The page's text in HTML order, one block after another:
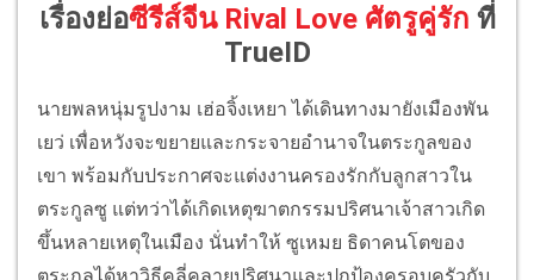
เรื่องย่อซีรีส์จีน Rival Love ศัตรูคู่รัก ที่
TrueID
นายพลหนุ่มรูปงาม เฮ่อจิ้งเหยา ได้เดินทางมายังเมืองพัน
เยว่ เพื่อหวังจะขยายและกระจายอำนาจในตระกูลของ
เขา พร้อมกับประกาศจะแต่งงานครองรักกับลูกสาวใน
ตระกูลซู แต่ทว่าได้เกิดเหตุฆาตกรรมปริศนาเจ้าสาวเกิด
ขึ้นหลายเหตุในเมือง นั่นทำให้ ซูเหมย ธิดาคนโตของ